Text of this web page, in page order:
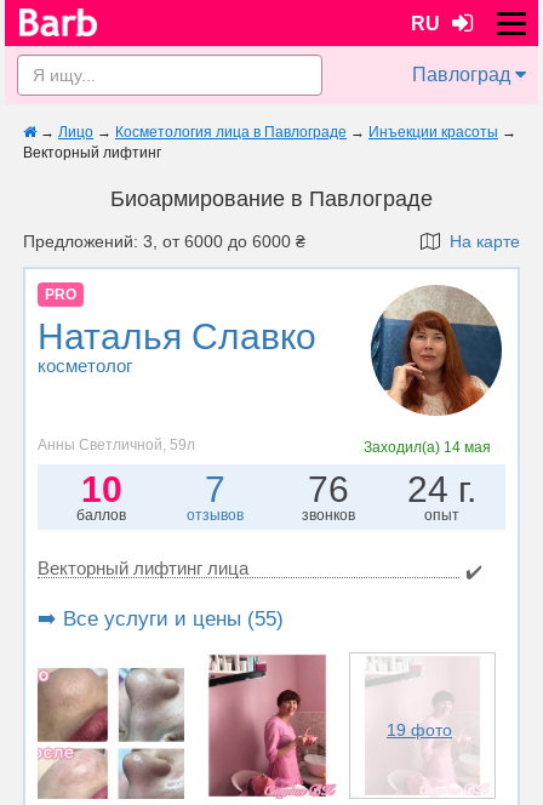
RU
Павлоград
→ Лицо → Косметология лица в Павлограде → Инъекции красоты →
Векторный лифтинг
Биоармирование в Павлограде
Предложений: 3, от 6000 до 6000 ₴ На карте
PRO
Наталья Славко
косметолог
Анны Светличной, 59л Заходил(а) 14 мая
10
баллов
7
отзывов
76
звонков
24 г.
опыт
Векторный лифтинг лица ✔️
➡️ Все услуги и цены (55)
19 фото